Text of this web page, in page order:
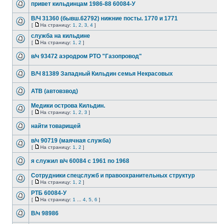
привет кильдинцам 1986-88 60084-У
В/Ч 31360 (бывш.62792) нижние посты. 1770 и 1771
[ На страницу: 1 2 3 4 ]
служба на кильдине
[ На страницу: 1 2 ]
в/ч 93472 аэродром РТО "Газопровод"
В/Ч 81389 Западный Кильдин семья Некрасовых
АТВ (автовзвод)
Медики острова Кильдин.
[ На страницу: 1 2 3 ]
найти товарищей
в/ч 90719 (маячная служба)
[ На страницу: 1 2 ]
я служил в/ч 60084 с 1961 по 1968
Сотрудники спецслужб и правоохранительных структур
[ На страницу: 1 2 ]
РТБ 60084-У
[ На страницу: 1 4 5 6 ]
В/ч 98986